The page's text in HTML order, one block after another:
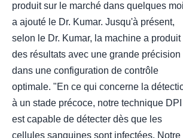
produit sur le marché dans quelques
a ajouté le Dr. Kumar. Jusqu'à présent,
selon le Dr. Kumar, la machine a produit
des résultats avec une grande précision
dans une configuration de contrôle
optimale. "En ce qui concerne la
à un stade précoce, notre technique DPI
est capable de détecter dès que les
cellules sanguines sont infectées. Notre